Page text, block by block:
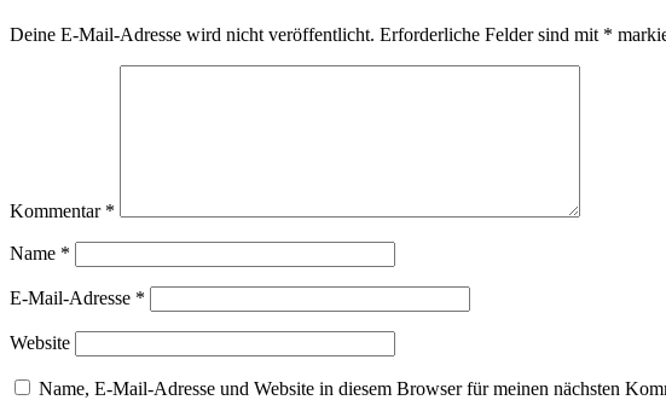
Deine E-Mail-Adresse wird nicht veröffentlicht. Erforderliche Felder sind mit *
Kommentar *
Name *
E-Mail-Adresse *
Website
Name, E-Mail-Adresse und Website in diesem Browser für meinen nächsten